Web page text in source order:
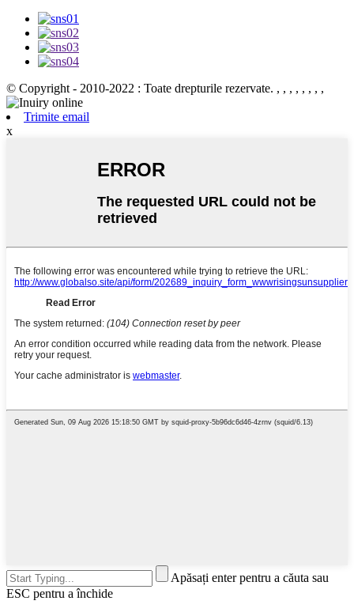
© Copyright - 2010-2022 : Toate drepturile rezervate. , , , , , , , ,
Trimite email
x
Apăsați enter pentru a căuta sau
ESC pentru a închide